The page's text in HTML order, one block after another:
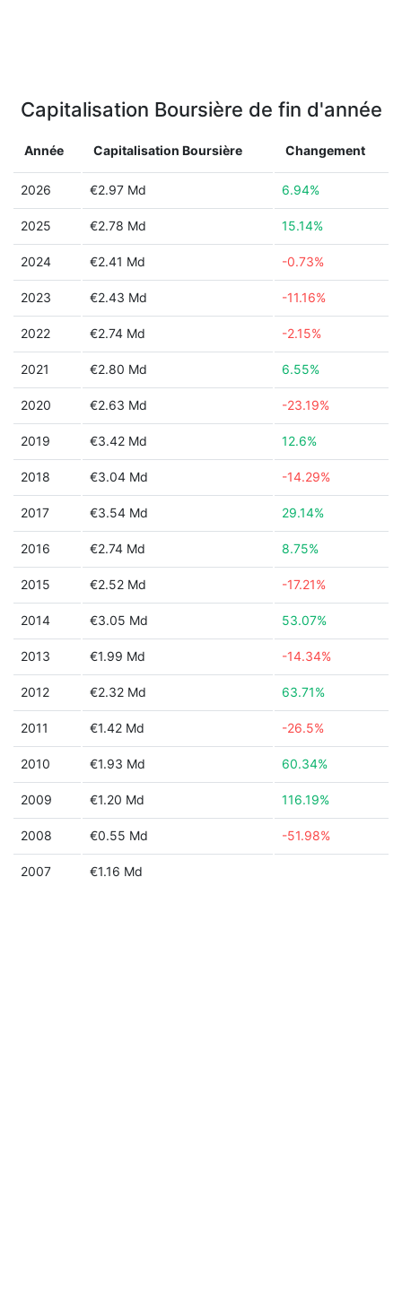
Capitalisation Boursière de fin d'année
Année Capitalisation Boursière Changement
2026 €2.97 Md 6.94%
2025 €2.78 Md 15.14%
2024 €2.41 Md -0.73%
2023 €2.43 Md -11.16%
2022 €2.74 Md -2.15%
2021 €2.80 Md 6.55%
2020 €2.63 Md -23.19%
2019 €3.42 Md 12.6%
2018 €3.04 Md -14.29%
2017 €3.54 Md 29.14%
2016 €2.74 Md 8.75%
2015 €2.52 Md -17.21%
2014 €3.05 Md 53.07%
2013 €1.99 Md -14.34%
2012 €2.32 Md 63.71%
2011 €1.42 Md -26.5%
2010 €1.93 Md 60.34%
2009 €1.20 Md 116.19%
2008 €0.55 Md -51.98%
2007 €1.16 Md